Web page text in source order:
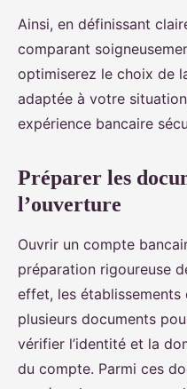
Ainsi, en définissant
comparant
optimiserez le choix de
adaptée à votre
expérience bancaire
Préparer les
l’ouverture
Ouvrir un compte
préparation rigoureuse
effet, les établissements
plusieurs documents
vérifier l’identité et la
du compte. Parmi ces